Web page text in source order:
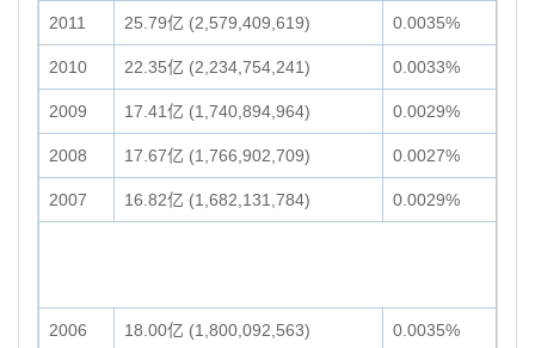
2011 25.79亿 (2,579,409,619) 0.0035%
2010 22.35亿 (2,234,754,241) 0.0033%
2009 17.41亿 (1,740,894,964) 0.0029%
2008 17.67亿 (1,766,902,709) 0.0027%
2007 16.82亿 (1,682,131,784) 0.0029%
2006 18.00亿 (1,800,092,563) 0.0035%